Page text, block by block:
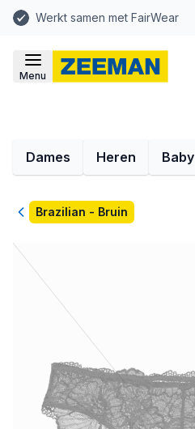
Werkt samen met FairWear
Menu
Dames Heren Baby
TerugBrazilian - Bruin